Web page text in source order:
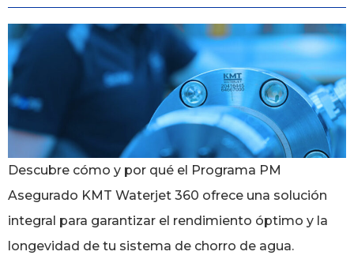
Descubre cómo y por qué el Programa PM
Asegurado KMT Waterjet 360 ofrece una solución
integral para garantizar el rendimiento óptimo y la
longevidad de tu sistema de chorro de agua.